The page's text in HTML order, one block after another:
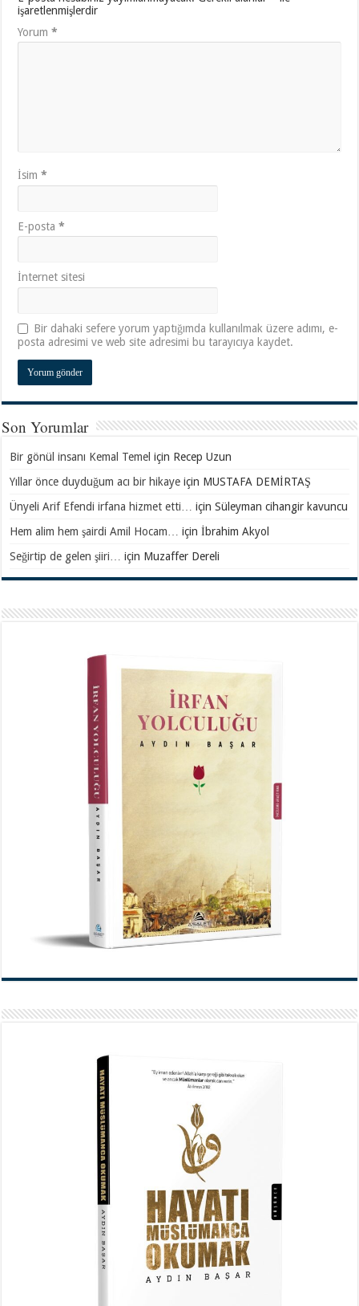
işaretlenmişlerdir
Yorum*
İsim*
E-posta*
İnternet sitesi
Bir dahaki sefere yorum yaptığımda kullanılmak üzere adımı, e-
posta adresimi ve web site adresimi bu tarayıcıya kaydet.
Son Yorumlar
Bir gönül insanı Kemal Temel için Recep Uzun
Yıllar önce duyduğum acı bir hikaye için MUSTAFA DEMİRTAŞ
Ünyeli Arif Efendi irfana hizmet etti…
içinSüleyman cihangir kavuncu
Hem alim hem şairdi Amil Hocam…
içinİbrahim Akyol
Seğirtip de gelen şiiri…
için Muzaffer Dereli